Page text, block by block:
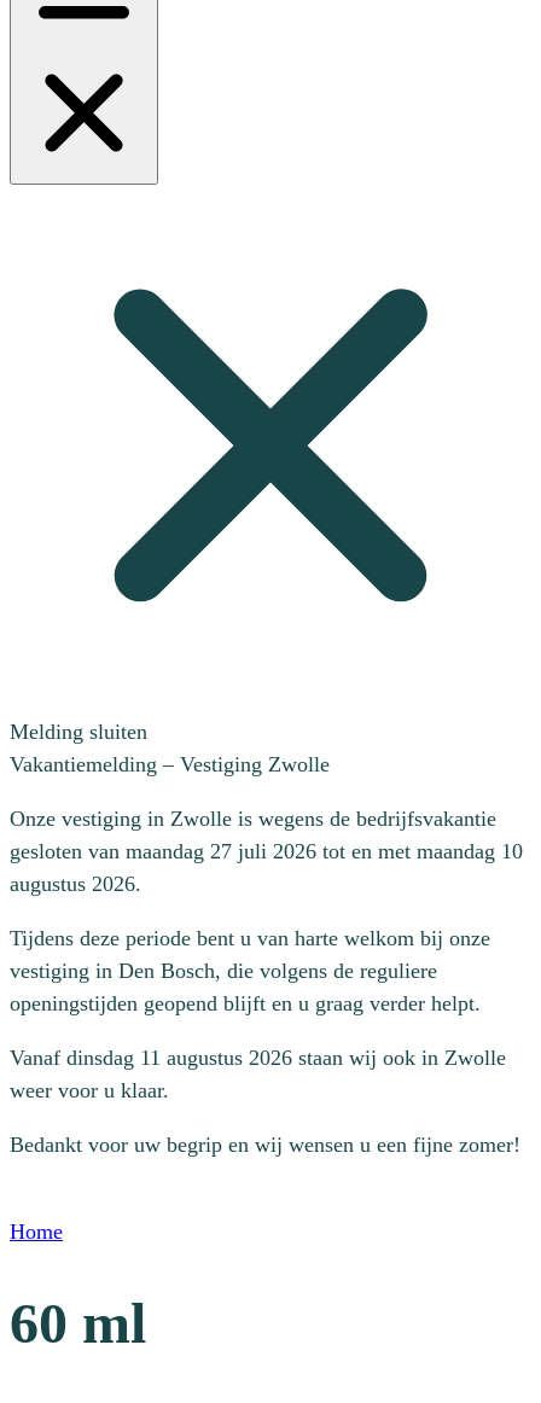
Melding sluiten
Vakantiemelding – Vestiging Zwolle
Onze vestiging in Zwolle is wegens de bedrijfsvakantie
gesloten van maandag 27 juli 2026 tot en met maandag 10
augustus 2026.
Tijdens deze periode bent u van harte welkom bij onze
vestiging in Den Bosch, die volgens de reguliere
openingstijden geopend blijft en u graag verder helpt.
Vanaf dinsdag 11 augustus 2026 staan wij ook in Zwolle
weer voor u klaar.
Bedankt voor uw begrip en wij wensen u een fijne zomer!
Home
60 ml